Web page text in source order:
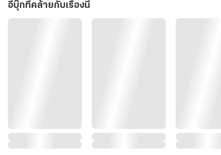
อีบุ๊กที่คล้ายกับเรื่องนี้